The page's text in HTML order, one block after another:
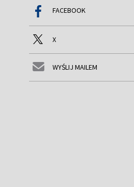
FACEBOOK
X
WYŚLIJ MAILEM